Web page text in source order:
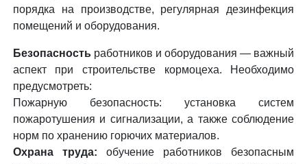
порядка на производстве, регулярная дезинфекция
помещений и оборудования.
Безопасность работников и оборудования — важный
аспект при строительстве кормоцеха. Необходимо
предусмотреть:
Пожарную безопасность: установка систем
пожаротушения и сигнализации, а также соблюдение
норм по хранению горючих материалов.
Охрана труда: обучение работников безопасным